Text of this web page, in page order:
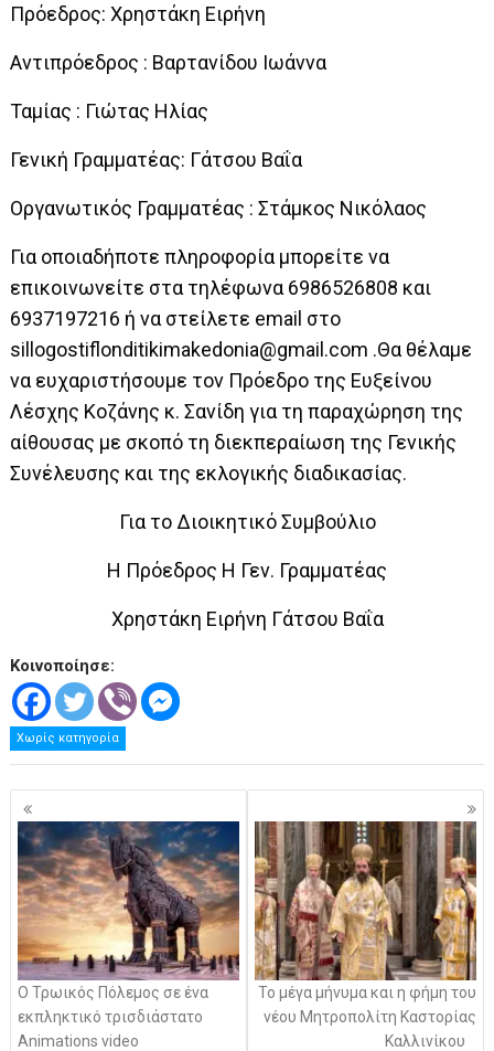
Πρόεδρος: Χρηστάκη Ειρήνη
Αντιπρόεδρος : Βαρτανίδου Ιωάννα
Ταμίας : Γιώτας Ηλίας
Γενική Γραμματέας: Γάτσου Βαΐα
Οργανωτικός Γραμματέας : Στάμκος Νικόλαος
Για οποιαδήποτε πληροφορία μπορείτε να
επικοινωνείτε στα τηλέφωνα 6986526808 και
6937197216 ή να στείλετε email στο
sillogostiflonditikimakedonia@gmail.com .Θα θέλαμε
να ευχαριστήσουμε τον Πρόεδρο της Ευξείνου
Λέσχης Κοζάνης κ. Σανίδη για τη παραχώρηση της
αίθουσας με σκοπό τη διεκπεραίωση της Γενικής
Συνέλευσης και της εκλογικής διαδικασίας.
Για το Διοικητικό Συμβούλιο
Η Πρόεδρος Η Γεν. Γραμματέας
Χρηστάκη Ειρήνη Γάτσου Βαΐα
Κοινοποίησε:
Χωρίς κατηγορία
Πλοήγηση
άρθρων
Ο Τρωικός Πόλεμος σε ένα
εκπληκτικό τρισδιάστατο
Animations video
To μέγα μήνυμα και η φήμη του
νέου Μητροπολίτη Καστορίας
Καλλινίκου